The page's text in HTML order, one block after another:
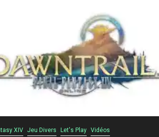
XIV Jeu Divers Let's Play Vidéos